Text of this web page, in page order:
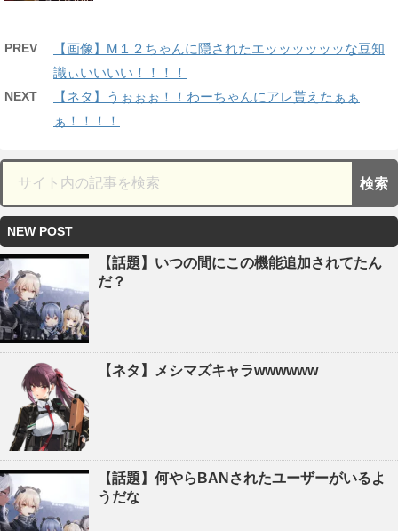
PREV
【画像】M１２ちゃんに隠されたエッッッッッッな豆知
識ぃいいいい！！！！
NEXT
【ネタ】うぉぉぉ！！わーちゃんにアレ貰えたぁぁ
ぁ！！！！
NEW POST
【話題】いつの間にこの機能追加されてたん
だ？
【ネタ】メシマズキャラwwwwww
【話題】何やらBANされたユーザーがいるよ
うだな